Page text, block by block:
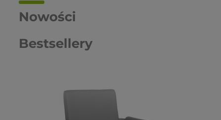
Nowości
Bestsellery